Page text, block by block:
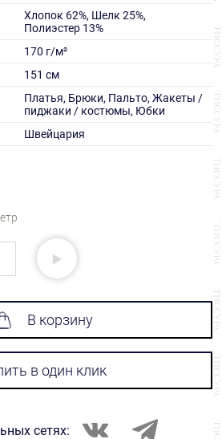
Хлопок 62%, Шелк 25%,
Полиэстер 13%
170 г/м²
151 см
Платья, Брюки, Пальто, Жакеты /
пиджаки / костюмы, Юбки
Швейцария
В корзину
в один клик
сетях: